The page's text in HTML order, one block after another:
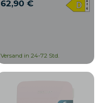
62,90 €
Versand in 24-72 Std.